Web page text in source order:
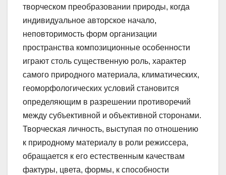
творческом преобразовании природы, когда
индивидуальное авторское начало,
неповторимость форм организации
пространства композиционные особенности
играют столь существенную роль, характер
самого природного материала, климатических,
геоморфологических условий становится
определяющим в разрешении противоречий
между субъективной и объективной сторонами.
Творческая личность, выступая по отношению
к природному материалу в роли режиссера,
обращается к его естественным качествам
фактуры, цвета, формы, к способности